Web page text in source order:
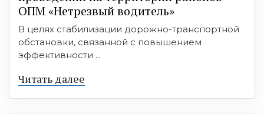
ОПМ «Нетрезвый водитель»
В целях стабилизации дорожно-транспортной
обстановки, связанной с повышением
эффективности ...
Читать далее